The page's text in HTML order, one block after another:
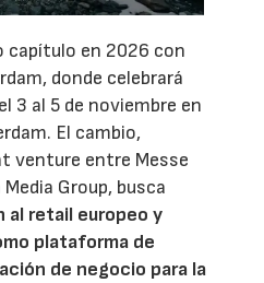
capítulo en 2026 con
donde celebrará
3 al 5 de noviembre en
El cambio,
venture entre Messe
Group, busca
al retail europeo y
plataforma de
de negocio para la